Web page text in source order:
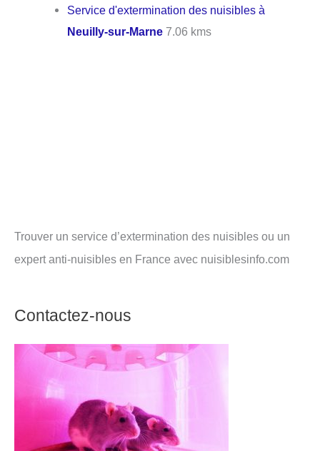
Service d'extermination des nuisibles à
Neuilly-sur-Marne 7.06 kms
Trouver un service d’extermination des nuisibles ou un
expert anti-nuisibles en France avec nuisiblesinfo.com
Contactez-nous